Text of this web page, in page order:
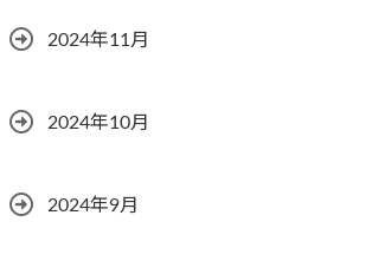
2024年11月
2024年10月
2024年9月